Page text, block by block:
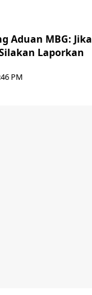
Aduan MBG: Jika
Laporkan
PM